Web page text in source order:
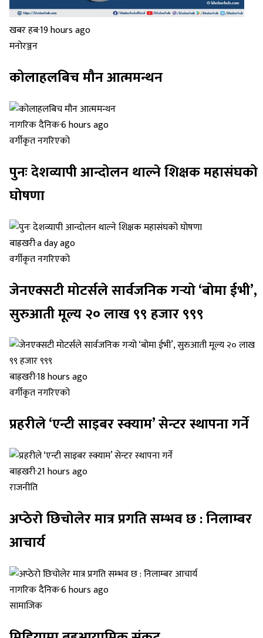
खबर हब·19 hours ago
मनोरञ्जन
कोलाहलबिच मौन आत्ममन्थन
नागरिक दैनिक·6 hours ago
वर्गीकृत नगरिएको
पुनः देशव्यापी आन्दोलन थाल्ने शिक्षक महासंघको
घोषणा
बाह्रखरी·a day ago
वर्गीकृत नगरिएको
जेनएक्सटी मोटर्सले सार्वजनिक गर्‍यो ‘बोमा ईभी’,
सुरुआती मूल्य २० लाख ९९ हजार ९९९
बाह्रखरी·18 hours ago
वर्गीकृत नगरिएको
प्रहरीले ‘एन्टी साइबर स्क्याम’ सेन्टर स्थापना गर्ने
बाह्रखरी·21 hours ago
राजनीति
अप्ठेरो छिचोलेर मात्र प्रगति सम्भव छ : निलाम्बर
आचार्य
नागरिक दैनिक·6 hours ago
सामाजिक